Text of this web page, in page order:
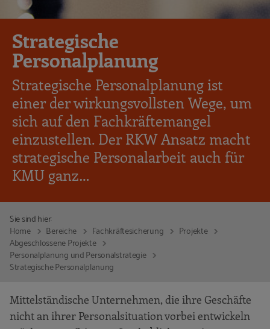
Strategische
Personalplanung
Strategische Personalplanung ist
einer der wirkungsvollsten Wege, um
sich auf den Fachkräftemangel
einzustellen. Der RKW Ansatz macht
strategische Personalarbeit auch für
KMU ganz…
Sie sind hier:
Home
Bereiche Fachkräftesicherung
Projekte
Abgeschlossene Projekte
Personalplanung und Personalstrategie
Strategische Personalplanung
Mittelständische Unternehmen, die ihre Geschäfte
nicht an ihrer Personalsituation vorbei entwickeln